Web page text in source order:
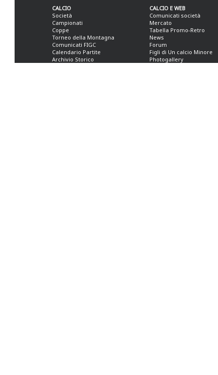
CALCIO
Società
Campionati
Coppe
Torneo della Montagna
Comunicati FIGC
Calendario Partite
Archivio Storico
CALCIO E WEB
Comunicati società
Mercato
Tabella Promo-Retro
News
Forum
Figli di Un calcio Minore
Photogallery